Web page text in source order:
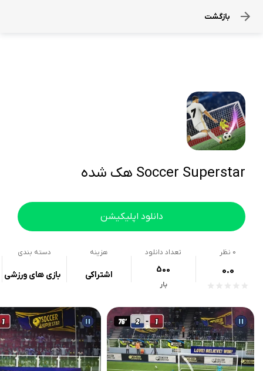
بازگشت
Soccer Superstar هک شده
دانلود اپلیکیشن
0 نظر
0.0
تعداد دانلود
500
بار
هزینه
اشتراکی
دسته بندی
بازی های ورزشی